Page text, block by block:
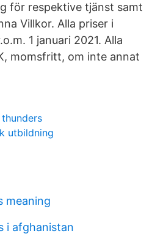
för respektive tjänst samt
Villkor. Alla priser i
1 januari 2021. Alla
momsfritt, om inte annat
utbildning
meaning
i afghanistan